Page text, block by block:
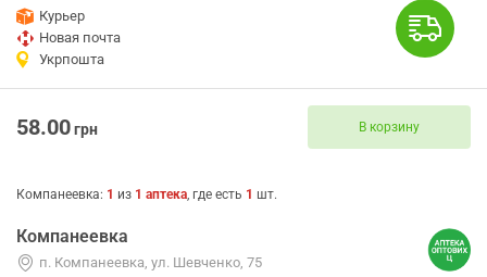
Курьер
Новая почта
Укрпошта
58.00грн В корзину
Компанеевка: 1 из 1 аптека, где есть 1 шт.
Компанеевка
п. Компанеевка, ул. Шевченко, 75